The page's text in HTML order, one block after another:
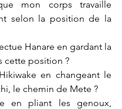
mon corps travaille
selon la position de la
Hanare en gardant la
cette position ?
en changeant le
le chemin de Mete ?
en pliant les genoux,